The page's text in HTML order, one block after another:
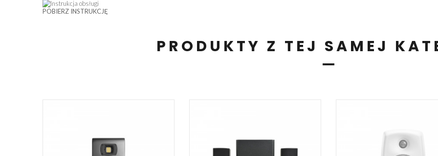
POBIERZ INSTRUKCJĘ
PRODUKTY Z TEJ SAMEJ